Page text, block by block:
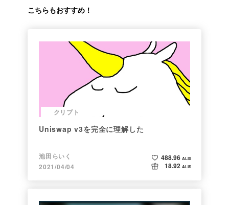
こちらもおすすめ！
クリプト
Uniswap v3を完全に理解した
池田らいく
2021/04/04
488.96 ALIS
18.92 ALIS